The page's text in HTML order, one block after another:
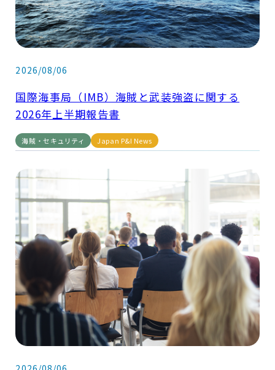
2026/08/06
国際海事局（IMB）海賊と武装強盗に関する
2026年上半期報告書
海賊・セキュリティ Japan P&I News